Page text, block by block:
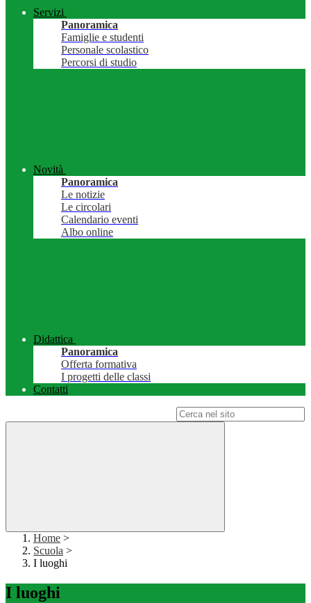
Servizi
Panoramica
Famiglie e studenti
Personale scolastico
Percorsi di studio
Novità
Panoramica
Le notizie
Le circolari
Calendario eventi
Albo online
Didattica
Panoramica
Offerta formativa
I progetti delle classi
Contatti
Home >
Scuola >
I luoghi
I luoghi